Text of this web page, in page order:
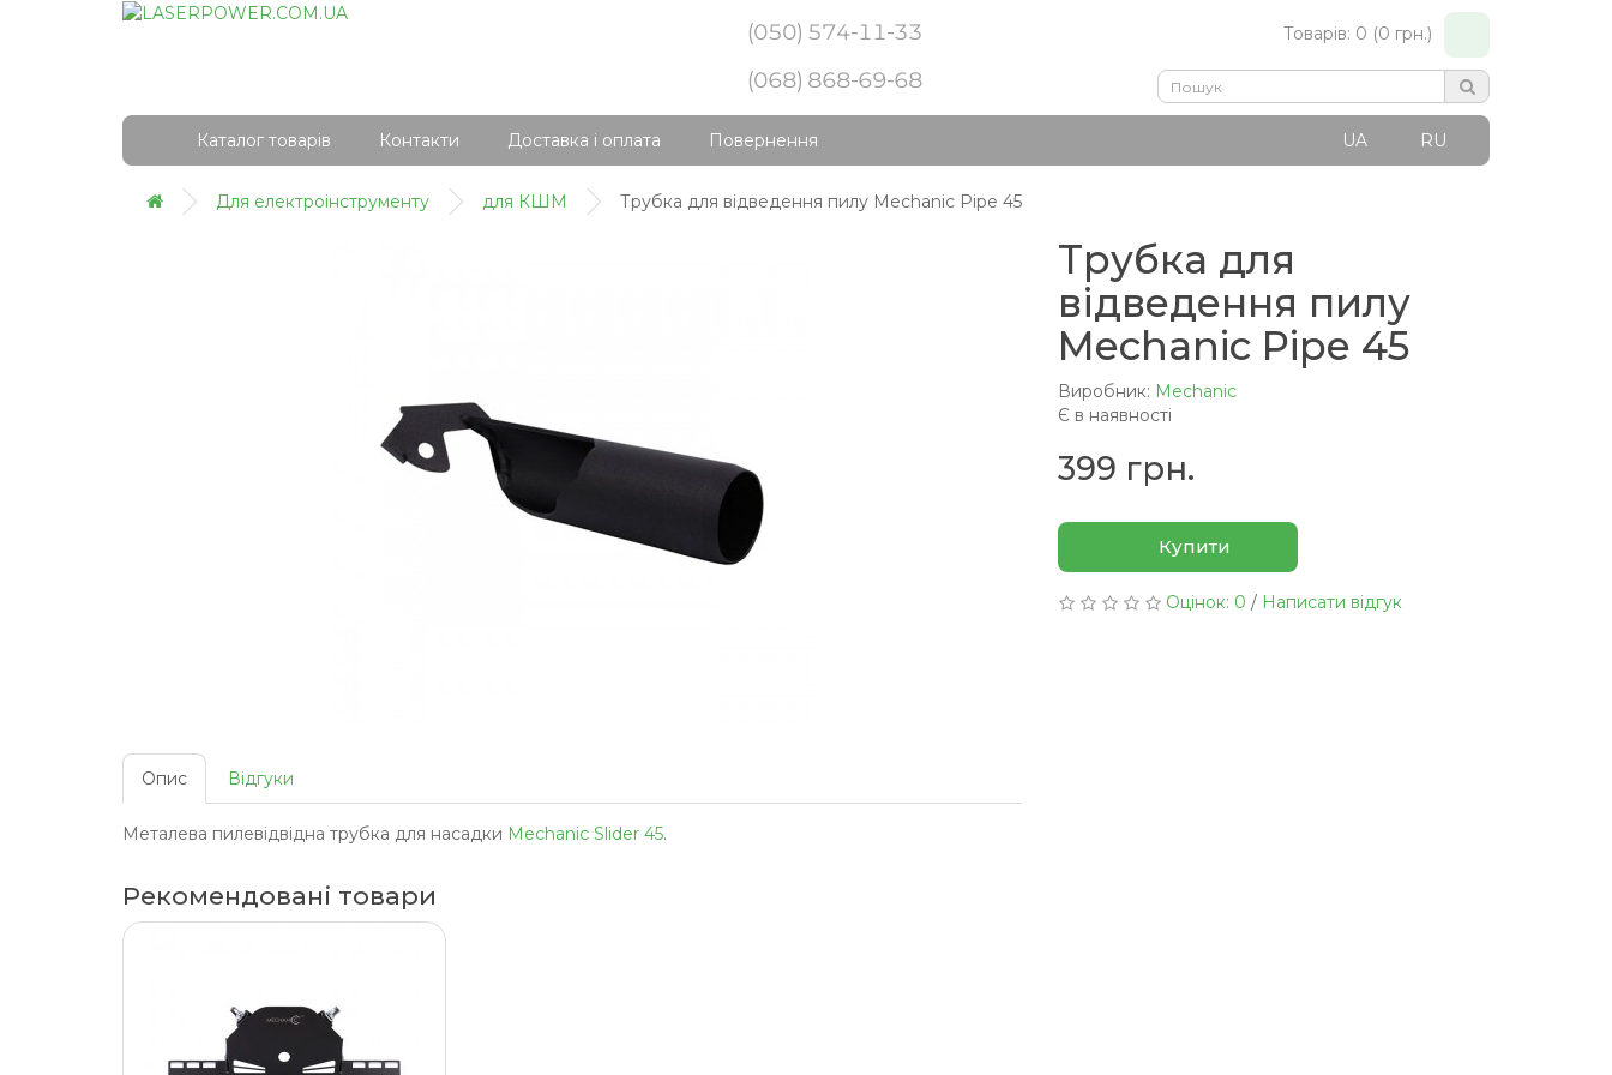
(050) 574-11-33
(068) 868-69-68
Товарів: 0 (0 грн.)
Каталог товарів Контакти Доставка і оплата Повернення UA RU
Для електроінструменту для КШМ Трубка для відведення пилу Mechanic Pipe 45
Трубка для
відведення пилу
Mechanic Pipe 45
Виробник: Mechanic
Є в наявності
399 грн.
Купити
Оцінок: 0 / Написати відгук
Опис Відгуки
Металева пилевідвідна трубка для насадки Mechanic Slider 45.
Рекомендовані товари